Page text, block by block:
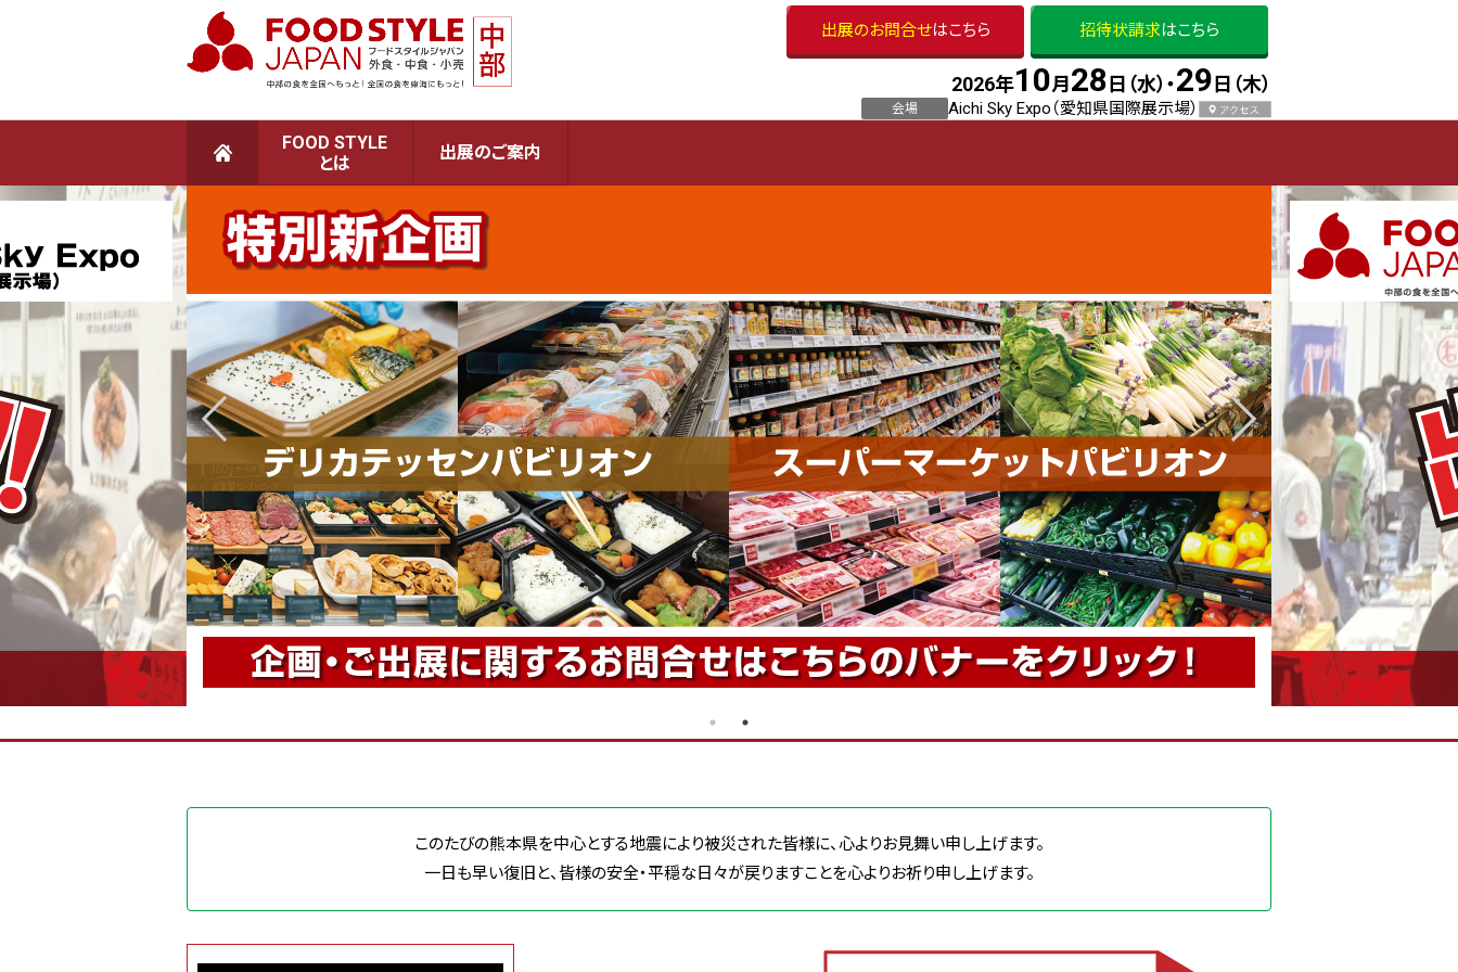
出展のお問合せはこちら 招待状請求はこちら
2026年10月 28 日（水）・29 日（木）
会場 Aichi Sky Expo（愛知県国際展示場）
FOOD STYLE
とは
出展のご案内
このたびの熊本県を中心とする地震により被災された皆様に、心よりお見舞い申し上げます。
一日も早い復旧と、皆様の安全・平穏な日々が戻りますことを心よりお祈り申し上げます。